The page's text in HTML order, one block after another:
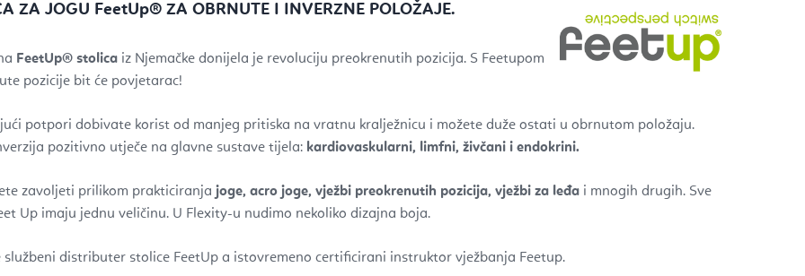
ZA JOGU FeetUp® ZA OBRNUTE I INVERZNE POLOŽAJE.
FeetUp® stolica iz Njemačke donijela je revoluciju preokrenutih pozicija. S Feetupom
pozicije bit će povjetarac!
potpori dobivate korist od manjeg pritiska na vratnu kralježnicu i možete duže ostati u obrnutom položaju.
pozitivno utječe na glavne sustave tijela: kardiovaskularni, limfni, živčani i endokrini.
zavoljeti prilikom prakticiranja joge, acro joge, vježbi preokrenutih pozicija, vježbi za leđa i mnogih drugih. Sve
Up imaju jednu veličinu. U Flexity-u nudimo nekoliko dizajna boja.
službeni distributer stolice FeetUp a istovremeno certificirani instruktor vježbanja Feetup.